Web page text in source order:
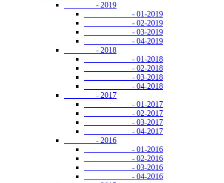
- 2019
- 01-2019
- 02-2019
- 03-2019
- 04-2019
- 2018
- 01-2018
- 02-2018
- 03-2018
- 04-2018
- 2017
- 01-2017
- 02-2017
- 03-2017
- 04-2017
- 2016
- 01-2016
- 02-2016
- 03-2016
- 04-2016